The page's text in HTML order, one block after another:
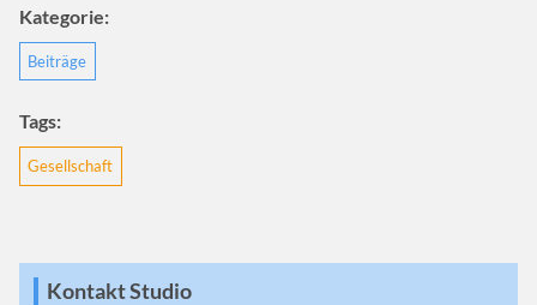
Kategorie:
Beiträge
Tags:
Gesellschaft
Kontakt Studio